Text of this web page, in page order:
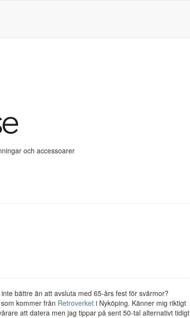
och accessoarer
bättre än att avsluta med 65-års fest för svärmor?
kommer från Retroverket i Nyköping. Känner mig riktigt
att datera men jag tippar på sent 50-tal alternativt tidigt